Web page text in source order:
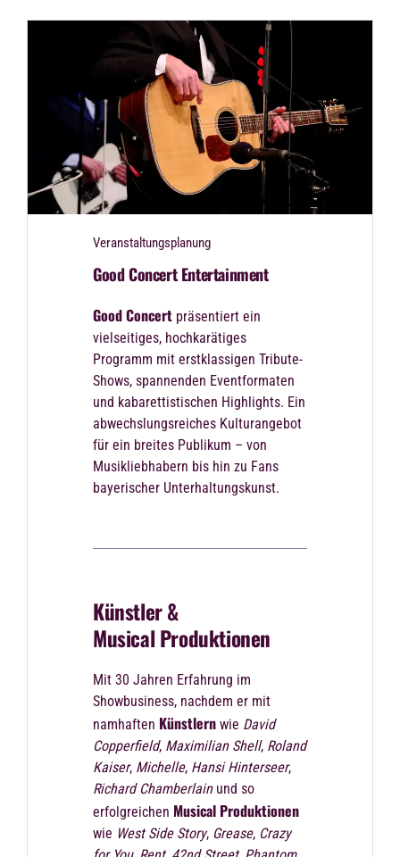
Veranstaltungsplanung
Good Concert Entertainment
Good Concert präsentiert ein
vielseitiges, hochkarätiges
Programm mit erstklassigen Tribute-
Shows, spannenden Eventformaten
und kabarettistischen Highlights. Ein
abwechslungsreiches Kulturangebot
für ein breites Publikum – von
Musikliebhabern bis hin zu Fans
bayerischer Unterhaltungskunst.
Künstler &
Musical Produktionen
Mit 30 Jahren Erfahrung im
Showbusiness, nachdem er mit
namhaften Künstlern wie David
Copperfield, Maximilian Shell, Roland
Kaiser, Michelle, Hansi Hinterseer,
Richard Chamberlainund so
erfolgreichen Musical Produktionen
wie West Side Story, Grease, Crazy